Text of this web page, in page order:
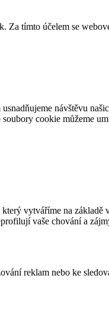
Za tímto účelem se
návštěvu
cookie můžeme
vytváříme na základě
vaše chování a
reklam nebo ke